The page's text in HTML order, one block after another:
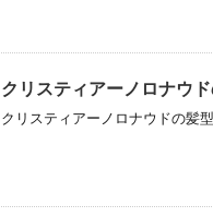
クリスティアーノロナウ
クリスティアーノロナウドの髪